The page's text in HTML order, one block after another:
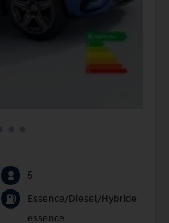
5
Essence/Diesel/Hybride
essence